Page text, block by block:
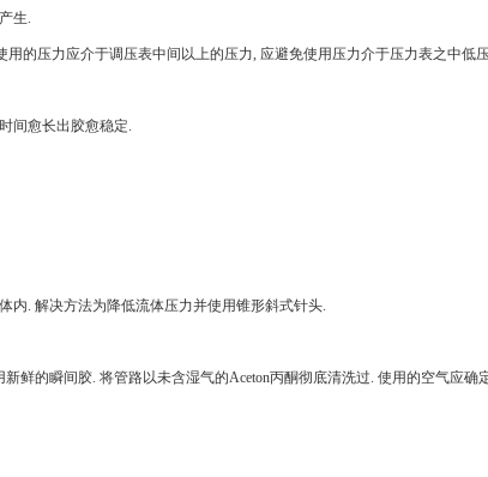
生.
的压力应介于调压表中间以上的压力, 应避免使用压力介于压力表之中低
间愈长出胶愈稳定.
内. 解决方法为降低流体压力并使用锥形斜式针头.
的瞬间胶. 将管路以未含湿气的Aceton丙酮彻底清洗过. 使用的空气应确